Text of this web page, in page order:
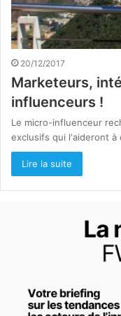
20/12/2017
Marketeurs,
influenceurs !
Le micro-influenceur
exclusifs qui l'aideront à
Lire la suite